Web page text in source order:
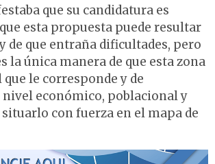
que su candidatura es
esta propuesta puede resultar
de que entraña dificultades, pero
la única manera de que esta zona
le corresponde y de
nivel económico, poblacional y
con fuerza en el mapa de